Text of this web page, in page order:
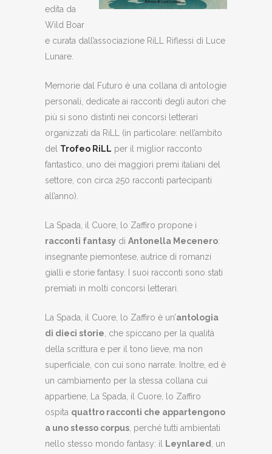
edita da
Wild Boar
e curata dall’associazione RiLL Riflessi di Luce
Lunare.
Memorie dal Futuro è una collana di antologie
personali, dedicate ai racconti degli autori che
più si sono distinti nei concorsi letterari
organizzati da RiLL (in particolare: nell’ambito
del Trofeo RiLL per il miglior racconto
fantastico, uno dei maggiori premi italiani del
settore, con circa 250 racconti partecipanti
all’anno).
La Spada, il Cuore, lo Zaffiro propone i
racconti fantasy di Antonella Mecenero:
insegnante piemontese, autrice di romanzi
gialli e storie fantasy. I suoi racconti sono stati
premiati in molti concorsi letterari.
La Spada, il Cuore, lo Zaffiro è un’antologia
di dieci storie , che spiccano per la qualità
della scrittura e per il tono lieve, ma non
superficiale, con cui sono narrate. Inoltre, ed è
un cambiamento per la stessa collana cui
appartiene, La Spada, il Cuore, lo Zaffiro
ospita quattro racconti che appartengono
a uno stesso corpus , perché tutti ambientati
nello stesso mondo fantasy: il
Leynlared
, un